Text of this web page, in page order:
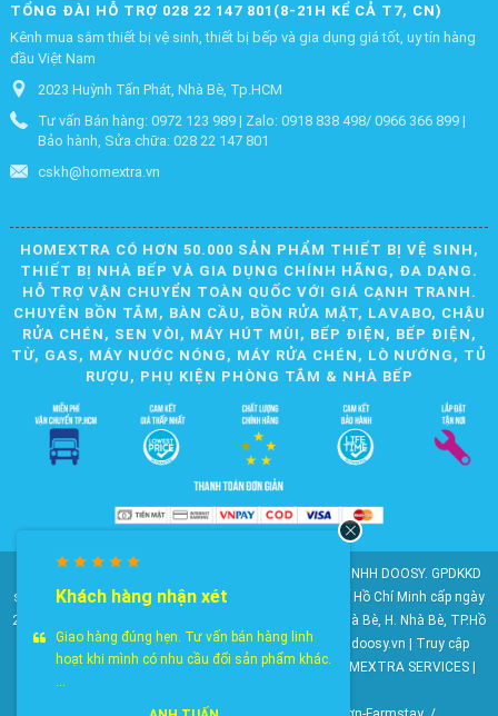
TỔNG ĐÀI HỖ TRỢ 028 22 147 801(8-21H KỂ CẢ T7, CN)
Kênh mua sắm thiết bị vệ sinh, thiết bị bếp và gia dụng giá tốt, uy tín hàng
đầu Việt Nam
2023 Huỳnh Tấn Phát, Nhà Bè, Tp.HCM
Tư vấn Bán hàng: 0972 123 989 | Zalo: 0918 838 498/ 0966 366 899 |
Bảo hành, Sửa chữa: 028 22 147 801
cskh@homextra.vn
HOMEXTRA CÓ HƠN 50.000 SẢN PHẨM THIẾT BỊ VỆ SINH,
THIẾT BỊ NHÀ BẾP VÀ GIA DỤNG CHÍNH HÃNG, ĐA DẠNG.
HỖ TRỢ VẬN CHUYỂN TOÀN QUỐC VỚI GIÁ CẠNH TRANH.
CHUYÊN BỒN TẮM, BÀN CẦU, BỒN RỬA MẶT, LAVABO, CHẬU
RỬA CHÉN, SEN VÒI, MÁY HÚT MÙI, BẾP ĐIỆN, BẾP ĐIỆN,
TỪ, GAS, MÁY NƯỚC NÓNG, MÁY RỬA CHÉN, LÒ NƯỚNG, TỦ
RƯỢU, PHỤ KIỆN PHÒNG TẮM & NHÀ BẾP
© 2010-2025 Bản quyền nội dung thuộc về CÔNG TY TNHH DOOSY. GPDKKD
số: 0311.807.893 do Sở Kế hoạch và Đầu tư Thành phố Hồ Chí Minh cấp ngày
28/05/2012. Địa chỉ: 2023 Huỳnh Tấn Phát, KP6, TT. Nhà Bè, H. Nhà Bè, TP.Hồ
Chí Minh. Điện thoại: 028 22 147 801. Email: doosy@doosy.vn | Truy cập
website cùng công ty:Trang Dịch Vụ Khách Hàng- HOMEXTRA SERVICES |
Khách hàng nhận xét
Giao hàng đúng hẹn. Tư vấn bán hàng linh
hoạt khi mình có nhu cầu đổi sản phẩm khác.
...